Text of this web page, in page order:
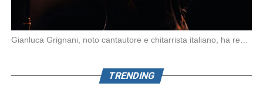
Gianluca Grignani, noto cantautore e chitarrista italiano, ha recentemente inviato una diffida formale a Laura […]
TRENDING